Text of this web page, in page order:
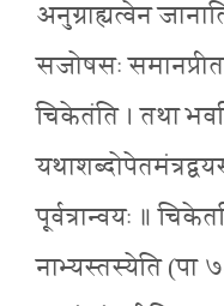
अनुग्राह्यत्वेन
सजोषसः
चिकेतंति । तथा
पूर्वत्रान्वयः ॥
नाभ्यस्तस्येति (पा